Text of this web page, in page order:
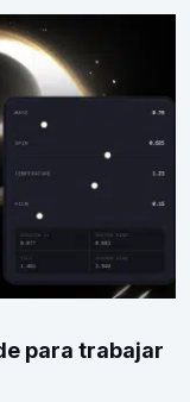
para trabajar